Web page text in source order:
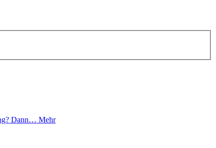
Dann… Mehr